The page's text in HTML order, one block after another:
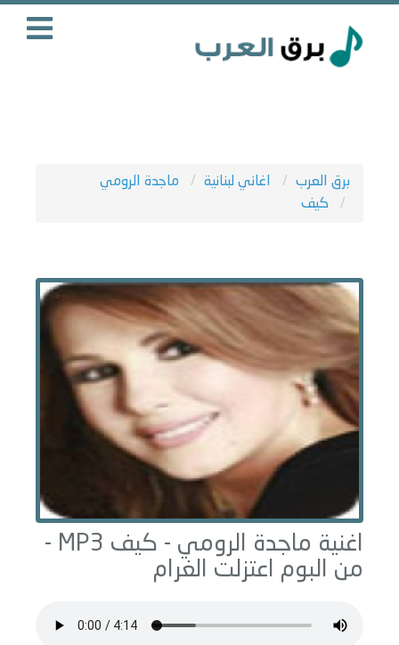
برق العرب اغاني لبنانية
ماجدة الرومي
كيف
اغنية ماجدة الرومي - كيف
MP3 -
من البوم اعتزلت الغرام